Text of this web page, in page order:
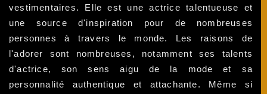
vestimentaires. Elle est une actrice talentueuse et
une source d'inspiration pour de nombreuses
personnes à travers le monde. Les raisons de
l'adorer sont nombreuses, notamment ses talents
d'actrice, son sens aigu de la mode et sa
personnalité authentique et attachante. Même si